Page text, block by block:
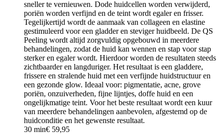
sneller te vernieuwen. Dode huidcellen worden verwijderd,
poriën worden verfijnd en de teint wordt egaler en frisser.
Tegelijkertijd wordt de aanmaak van collageen en elastine
gestimuleerd voor een gladder en steviger huidbeeld. De QS
Peeling wordt altijd zorgvuldig opgebouwd in meerdere
behandelingen, zodat de huid kan wennen en stap voor stap
sterker en egaler wordt. Hierdoor worden de resultaten steeds
zichtbaarder en langduriger. Het resultaat is een gladdere,
frissere en stralende huid met een verfijnde huidstructuur en
een gezonde glow. Ideaal voor: pigmentatie, acne, grove
poriën, onzuiverheden, fijne lijntjes, doffe huid en een
ongelijkmatige teint. Voor het beste resultaat wordt een kuur
van meerdere behandelingen aanbevolen, afgestemd op de
huidconditie en het gewenste resultaat.
30 min€ 59,95